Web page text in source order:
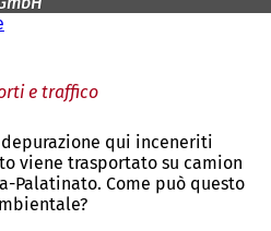
e traffico
qui inceneriti
viene trasportato su camion
Palatinato. Come può questo